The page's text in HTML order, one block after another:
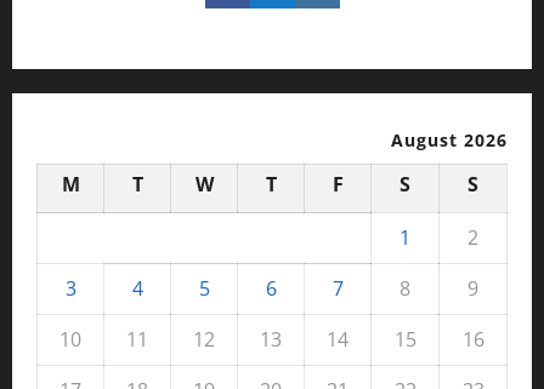
August 2026
M T W T F S
S
1
2
3
4 5 6 7 8
9
10
11 12 13 14 15
16